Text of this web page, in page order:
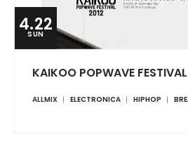
4.22
SUN
KAIKOO POPWAVE
ALLMIX ELECTRONICA HIPHOP